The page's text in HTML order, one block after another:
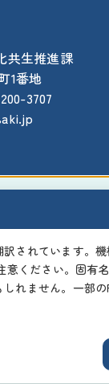
共生推進課
1番地
3707
されています。
意ください。固有
れません。一部